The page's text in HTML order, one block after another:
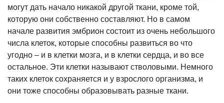
могут дать начало никакой другой ткани, кроме той,
которую они собственно составляют. Но в самом
начале развития эмбрион состоит из очень небольшого
числа клеток, которые способны развиться во что
угодно – и в клетки мозга, и в клетки сердца, и во все
остальное. Эти клетки называют стволовыми. Немного
таких клеток сохраняется и у взрослого организма, и
они тоже способны образовывать разные ткани.